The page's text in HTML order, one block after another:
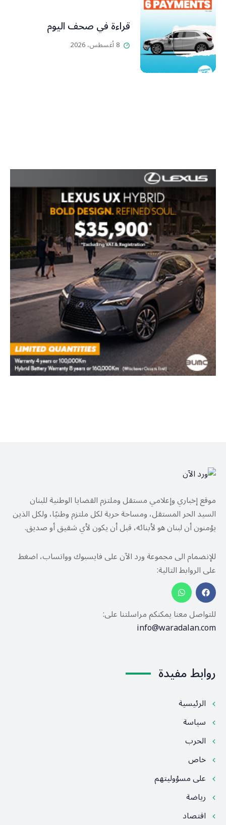
قراءة في صحف اليوم
8 أغسطس، 2026
موقع إخباري وإعلامي مستقل وملتزم القضايا الوطنية للبنان
السيد الحر المستقل، ومساحة حرية لكل ملتزم وطنيًا، ولكل الذين
يؤمنون أن لبنان هو لأبنائه، قبل أن يكون لأي شقيق أو صديق.
للإنضمام الى مجموعة ورد الآن على فايسبوك وواتساب، اضغط
على الروابط التالية:
للتواصل معنا يمكنكم مراسلتنا على:
info@waradalan.com
روابط مفيدة
الرئيسية
سياسة
الحرب
خاص
على مسؤوليتهم
رياضة
اقتصاد